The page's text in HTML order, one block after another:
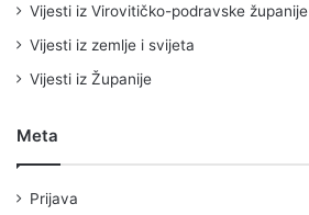
Vijesti iz Virovitičko-podravske županije
Vijesti iz zemlje i svijeta
Vijesti iz Županije
Meta
Prijava